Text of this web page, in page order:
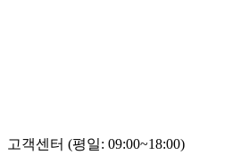
고객센터 (평일: 09:00~18:00)